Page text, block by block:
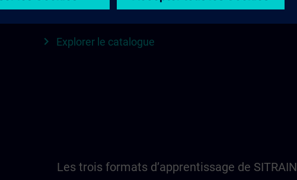
Explorer le catalogue
Explorer la région
Les trois formats d’apprentissage de SITRAIN